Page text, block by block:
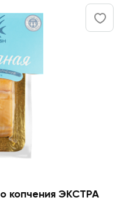
копчения ЭКСТРА